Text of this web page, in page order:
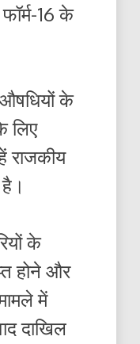
16 के
के
लिए
राजकीय
के
होने और
में
दाखिल